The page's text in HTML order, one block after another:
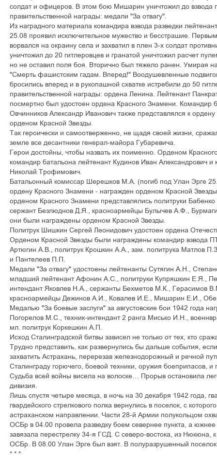
ñîëäàò è îôèöåðîâ. Â ýòîì áîþ Ìèøàðèí óíè÷òîæèë äî âçâîäà
ïðàâèòåëüñòâåííîé íàãðàäû: ìåäàëè "Çà îòâàãó".
Èç íàãðàäíîãî ìàòåðèàëà êîìàíäèðà âçâîäà ðàçâåäêè
25.08 ïðîÿâèë èñêëþ÷èòåëüíîå ìóæåñòâî è áåññòðàøèå.
âîðâàëñÿ íà îêðàèíó ñåëà è çàõâàòèë â ïëåí 3-õ ñîëäàò
óíè÷òîæèë äî 20 ãèòëåðîâöåâ è ãðàíàòîé óíè÷òîæèë ðàñ÷åò
íî íå îñòàâèë ïîëÿ áîÿ. Âòîðè÷íî áûë òÿæåëî ðàíåí. Óìèðàÿ íà
"Ñìåðòü ôàøèñòñêèì ãàäàì. Âïåðåä!" Âîîäóøåâëåííûå
áðîñèëèñü âïåðåä è â ðóêîïàøíîé ñõâàòêå èñòðåáèëè äî 50
ïðàâèòåëüñòâåííîé íàãðàäû: îðäåíà Ëåíèíà. Ëåéòåíàíò
ïîñìåðòíî áûë óäîñòîåí îðäåíà Êðàñíîãî Çíàìåíè. Êîìàíäèð
Îâ÷èííèêîâ Àëåêñàíäð Èâàíîâè÷ òàêæå ïðåäñòàâëÿëñÿ ê
îðäåíîì Êðàñíîé Çâåçäû.
Òàê ãåðîè÷åñêè è ñàìîîòâåðæåííî, íå ùàäÿ ñâîåé æèçíè,
çåìëå âñå äåñàíòíèêè ãåíåðàë-ìàéîðà Ãóáàðåâè÷à.
Ãåðîè äîñòîéíû, ÷òîáû íàçâàòü èõ ïîèìåííî. Îðäåíîì
êîìàíäèð áàòàëüîíà ëåéòåíàíò Êóäèíîâ Èâàí Àëåêñàíäðîâè÷
Íèêîëàé Òðîôèìîâè÷.
Áàòàëüîííûé êîìèññàð Øåðåøêîâ Ì.À. (ïîãèá ïîä Óëàí Ýðãå
îðäåíó Êðàñíîãî Çíàìåíè - íàãðàæäåí îðäåíîì Êðàñíîé Çâåçäû.
îðäåíîì Êðàñíîãî Çíàìåíè ïðåäñòàâëÿëèñü ïîëèòðóêè Áàáåíêî
ñåðæàíò Áåçëþäíîâ Ä.ß., êðàñíîàðìåéöû Áóëû÷åâ À.Ô.,
îíè áûëè íàãðàæäåíû îðäåíîì Êðàñíîé Çâåçäû.
Ïîëèòðóê Øèøêèí Ñåðãåé Ëåîíèäîâè÷ óäîñòîåí îðäåíà
Îðäåíîì Êðàñíîé Çâåçäû áûëè íàãðàæäåíû êîìàíäèð âçâîäà
Àðòþãèí À.Â., ïîëèòðóê Êðîøêèí À.À., çàì. ïîëèòðóêà Ìàòëîâ
è Ïàíòåëååâ Ï.Ï.
Ìåäàëè "Çà îòâàãó" óäîñòîåíû ëåéòåíàíòû Ñóòÿãèí À.Í.,
ìëàäøèé ëåéòåíàíò Àôîíèí À.Ñ., ïîëèòðóêè Êóïðÿøêèí Å.ß.,
èíòåíäàíò ßêîâëåâ Í.À., ñåðæàíòû Áåõìåòîâ Ì.Ê., Ãåðàñèìîâ
êðàñíîàðìåéöû Äåæèíîâ À.È., Êîâàëåâ È.Å., Ìèøàðèí Å.È.,
Ìåäàëüþ "Çà áîåâûå çàñëóãè" çà àâãóñòîâñêèå áîè 1942 ãîäà
Ïîãîðåëîâ Ì.Ñ., òåõíèê-èíòåíäàíò 2 ðàíãà Ìèñüêî È.Í.,
ìë. ïîëèòðóê Êîðêåøêèí À.Ï.
Èñõîä Ñòàëèíãðàäñêîé áèòâû çàâèñåë íå òîëüêî îò òåõ, êòî
Òðóäíî ïðåäñòàâèòü, êàê ðàçâåðíóëèñü áû äàëüøå ñîáûòèÿ,
çàõâàòèòü Àñòðàõàíü, ïåðåðåçàâ æåëåçíîäîðîæíûé è ðå÷íîé
Ñòàëèíãðàäó ãîðþ÷åãî, áîåâîé òåõíèêè, îðóæèÿ áîåïðèïàñîâ, è
Ñóäüáà âñåé âîéíû âèñåëà íà âîëîñêå… Ïðîðûâ îñòàíîâèëà
äèâèçèÿ.
Ëèøü ñïóñòÿ ÷åòûðå ìåñÿöà, â íî÷ü íà 30 äåêàáðÿ 1942 ãîäà,
ãâàðäåéñêîãî ñòðåëêîâîãî ïîëêà âåðíóëèñü â ïîñåëîê, ñ
àñòðàõàíñêîì íàïðàâëåíèè. ×àñòè 28-é Àðìèè ïîëóêîëüöîì
ÎÑÁð â 04.00 ïðîâåëà ðàçâåäêó áîåì ñåâåðíåå ïóíêòà, à þæíåå
çàâÿçàëà ïåðåñòðåëêó 34-ÿ ÃÑÄ. Ñ ñåâåðî-âîñòîêà, èç Íþêþíà,
ÎÑÁð. Â 08.00 Óëàí Ýðãå áûë âçÿò. Â ïîëóðàçðóøåííûé
* * *